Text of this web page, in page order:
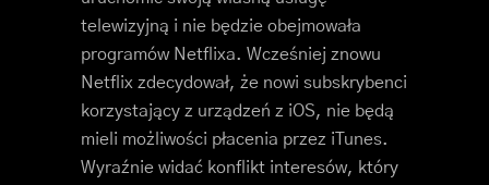
telewizyjną i nie będzie obejmowała
programów Netflixa. Wcześniej znowu
Netflix zdecydował, że nowi subskrybenci
korzystający z urządzeń z iOS, nie będą
mieli możliwości płacenia przez iTunes.
Wyraźnie widać konflikt interesów, który